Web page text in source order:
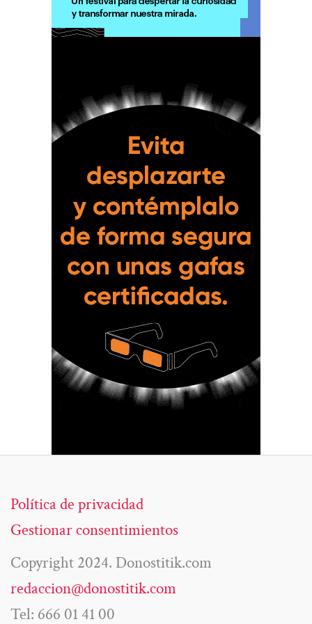
Política de privacidad
Gestionar consentimientos
Copyright 2024. Donostitik.com
redaccion@donostitik.com
Tel: 666 01 41 00